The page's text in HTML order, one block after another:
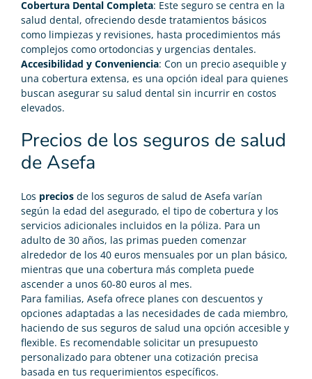
Cobertura Dental Completa: Este seguro se centra en la
salud dental, ofreciendo desde tratamientos básicos
como limpiezas y revisiones, hasta procedimientos más
complejos como ortodoncias y urgencias dentales.
Accesibilidad y Conveniencia: Con un precio asequible y
una cobertura extensa, es una opción ideal para quienes
buscan asegurar su salud dental sin incurrir en costos
elevados.
Precios de los seguros de salud
de Asefa
Los precios de los seguros de salud de Asefa varían
según la edad del asegurado, el tipo de cobertura y los
servicios adicionales incluidos en la póliza. Para un
adulto de 30 años, las primas pueden comenzar
alrededor de los 40 euros mensuales por un plan básico,
mientras que una cobertura más completa puede
ascender a unos 60-80 euros al mes.
Para familias, Asefa ofrece planes con descuentos y
opciones adaptadas a las necesidades de cada miembro,
haciendo de sus seguros de salud una opción accesible y
flexible. Es recomendable solicitar un presupuesto
personalizado para obtener una cotización precisa
basada en tus requerimientos específicos.